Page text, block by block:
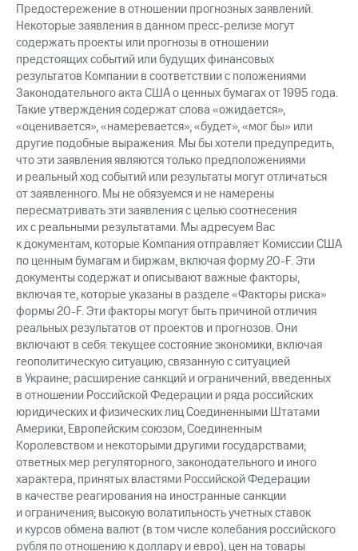
Предостережение в отношении прогнозных заявлений.
Некоторые заявления в данном пресс-релизе могут
содержать проекты или прогнозы в отношении
предстоящих событий или будущих финансовых
результатов Компании в соответствии с положениями
Законодательного акта США о ценных бумагах от 1995 года.
Такие утверждения содержат слова «ожидается»,
«оценивается», «намеревается», «будет», «мог бы» или
другие подобные выражения. Мы бы хотели предупредить,
что эти заявления являются только предположениями
и реальный ход событий или результаты могут отличаться
от заявленного. Мы не обязуемся и не намерены
пересматривать эти заявления с целью соотнесения
их с реальными результатами. Мы адресуем Вас
к документам, которые Компания отправляет Комиссии США
по ценным бумагам и биржам, включая форму 20-F. Эти
документы содержат и описывают важные факторы,
включая те, которые указаны в разделе «Факторы риска»
формы 20-F. Эти факторы могут быть причиной отличия
реальных результатов от проектов и прогнозов. Они
включают в себя: текущее состояние экономики, включая
геополитическую ситуацию, связанную с ситуацией
в Украине; расширение санкций и ограничений, введенных
в отношении Российской Федерации и ряда российских
юридических и физических лиц Соединенными Штатами
Америки, Европейским союзом, Соединенным
Королевством и некоторыми другими государствами;
ответных мер регуляторного, законодательного и иного
характера, принятых властями Российской Федерации
в качестве реагирования на иностранные санкции
и ограничения; высокую волатильность учетных ставок
и курсов обмена валют (в том числе колебания российского
рубля по отношению к доллару и евро), цен на товары